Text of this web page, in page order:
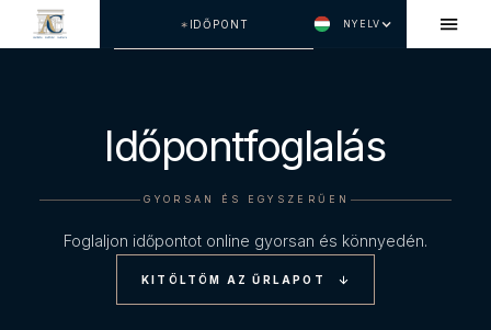
IDŐPONT NYELV
Időpontfoglalás
GYORSAN ÉS EGYSZERŰEN
Foglaljon időpontot online gyorsan és könnyedén.
KITÖLTÖM AZ ŰRLAPOT